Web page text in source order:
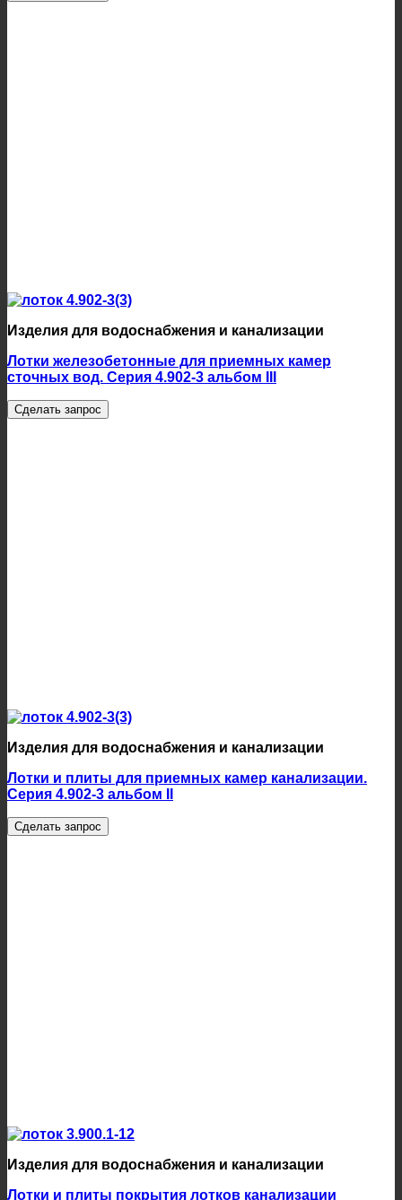
Изделия для водоснабжения и канализации
Лотки железобетонные для приемных камер
сточных вод. Серия 4.902-3 альбом III
Сделать запрос
Изделия для водоснабжения и канализации
Лотки и плиты для приемных камер канализации.
Серия 4.902-3 альбом II
Сделать запрос
Изделия для водоснабжения и канализации
Лотки и плиты покрытия лотков канализации